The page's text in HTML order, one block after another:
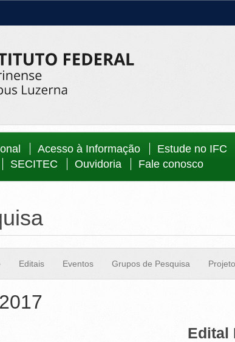
Ministério do Turismo
Acesso à Informação Estude no IFC
SECITEC Ouvidoria Fale conosco
Editais Eventos Grupos de Pesquisa
Edital